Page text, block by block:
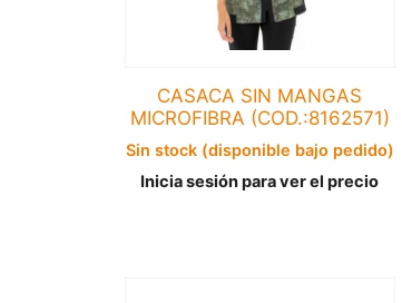
CASACA SIN MANGAS
MICROFIBRA (COD.:8162571)
Sin stock (disponible bajo pedido)
Inicia sesión para ver el precio